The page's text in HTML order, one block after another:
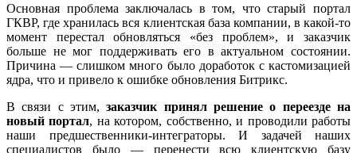
Основная проблема заключалась в том, что старый портал
ГКВР, где хранилась вся клиентская база компании, в какой-то
момент перестал обновляться «без проблем», и заказчик
больше не мог поддерживать его в актуальном состоянии.
Причина — слишком много было доработок с кастомизацией
ядра, что и привело к ошибке обновления Битрикс.
В связи с этим,заказчик принял решение о переезде на
новый портал, на котором, собственно, и проводили работы
наши предшественники-интеграторы. И задачей наших
специалистов было — перенести всю клиентскую базу